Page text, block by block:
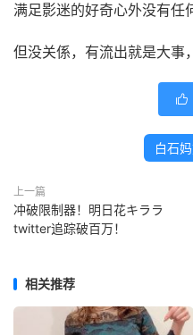
满足影迷的好奇心外没有任
但没关係，有流出就是大事

白石
上一篇
冲破限制器！明日花キララ
twitter追踪破百万！
相关推荐